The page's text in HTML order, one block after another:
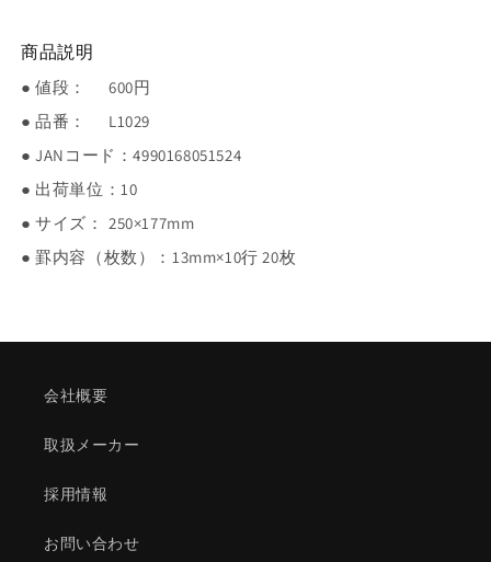
商品説明
● 値段：
600円
● 品番：
L1029
● JANコード：4990168051524
● 出荷単位：10
● サイズ： 250×177mm
● 罫内容（枚数）： 13mm×10行 20枚
会社概要
取扱メーカー
採用情報
お問い合わせ